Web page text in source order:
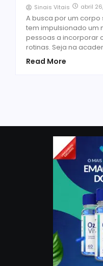
Sinais Vitais abril
A busca por um
tem impulsionado um
pessoas a incorporar
rotinas. Seja na
Read More